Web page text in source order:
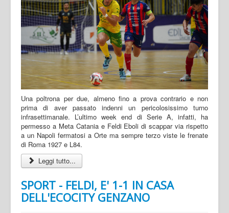
Una poltrona per due, almeno fino a prova contrario e non
prima di aver passato indenni un pericolosissimo turno
infrasettimanale. L’ultimo week end di Serie A, infatti, ha
permesso a Meta Catania e Feldi Eboli di scappar via rispetto
a un Napoli fermatosi a Orte ma sempre terzo viste le frenate
di Roma 1927 e L84.
Leggi tutto...
SPORT - FELDI, E' 1-1 IN CASA
DELL'ECOCITY GENZANO